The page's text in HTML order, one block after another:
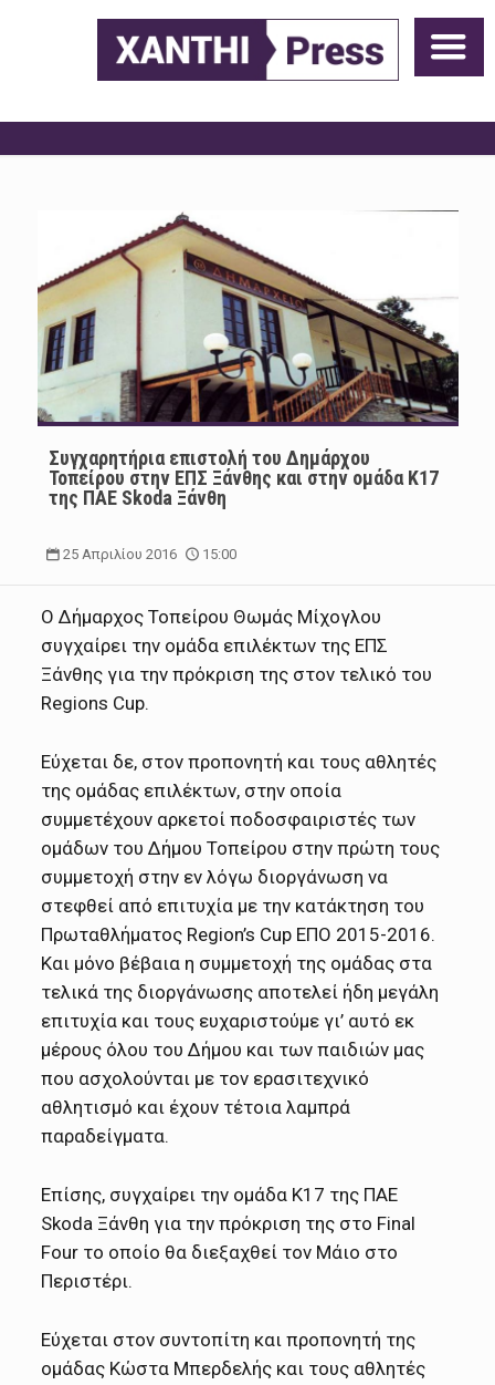
Συγχαρητήρια επιστολή του Δημάρχου
Τοπείρου στην ΕΠΣ Ξάνθης και στην ομάδα Κ17
της ΠΑΕ Skoda Ξάνθη
25 Απριλίου 2016 15:00
Ο Δήμαρχος Τοπείρου Θωμάς Μίχογλου
συγχαίρει την ομάδα επιλέκτων της ΕΠΣ
Ξάνθης για την πρόκριση της στον τελικό του
Regions Cup.
Εύχεται δε, στον προπονητή και τους αθλητές
της ομάδας επιλέκτων, στην οποία
συμμετέχουν αρκετοί ποδοσφαιριστές των
ομάδων του Δήμου Τοπείρου στην πρώτη τους
συμμετοχή στην εν λόγω διοργάνωση να
στεφθεί από επιτυχία με την κατάκτηση του
Πρωταθλήματος Region’s Cup ΕΠΟ 2015-2016.
Και μόνο βέβαια η συμμετοχή της ομάδας στα
τελικά της διοργάνωσης αποτελεί ήδη μεγάλη
επιτυχία και τους ευχαριστούμε γι’ αυτό εκ
μέρους όλου του Δήμου και των παιδιών μας
που ασχολούνται με τον ερασιτεχνικό
αθλητισμό και έχουν τέτοια λαμπρά
παραδείγματα.
Επίσης, συγχαίρει την ομάδα Κ17 της ΠΑΕ
Skoda Ξάνθη για την πρόκριση της στο Final
Four το οποίο θα διεξαχθεί τον Μάιο στο
Περιστέρι.
Εύχεται στον συντοπίτη και προπονητή της
ομάδας Κώστα Μπερδελής και τους αθλητές